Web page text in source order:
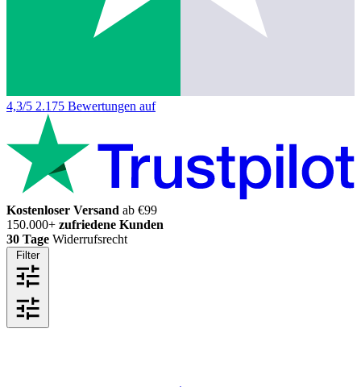
4,3/5 2.175 Bewertungen auf
Kostenloser Versand ab €99
150.000+ zufriedene Kunden
30 Tage Widerrufsrecht
Filter